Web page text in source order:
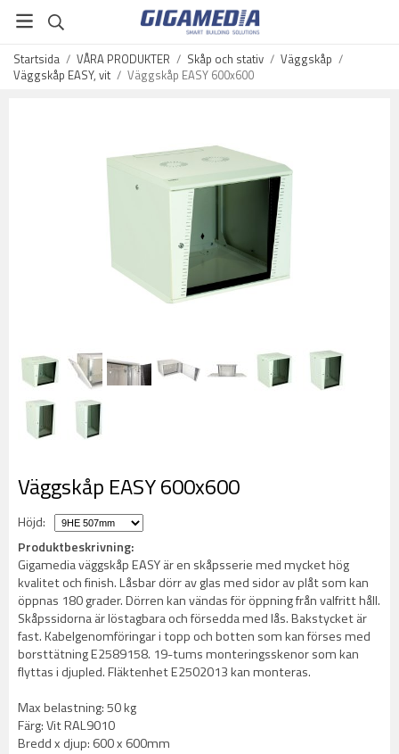
Startsida / VÅRA PRODUKTER / Skåp och stativ / Väggskåp /
Väggskåp EASY, vit / Väggskåp EASY 600x600
Väggskåp EASY 600x600
Höjd:
Produktbeskrivning:
Gigamedia väggskåp EASY är en skåpsserie med mycket hög
kvalitet och finish. Låsbar dörr av glas med sidor av plåt som kan
öppnas 180 grader. Dörren kan vändas för öppning från valfritt håll.
Skåpssidorna är löstagbara och försedda med lås. Bakstycket är
fast. Kabelgenomföringar i topp och botten som kan förses med
borsttätning E2589158. 19-tums monteringsskenor som kan
flyttas i djupled. Fläktenhet E2502013 kan monteras.
Max belastning: 50 kg
Färg: Vit RAL9010
Bredd x djup: 600 x 600mm